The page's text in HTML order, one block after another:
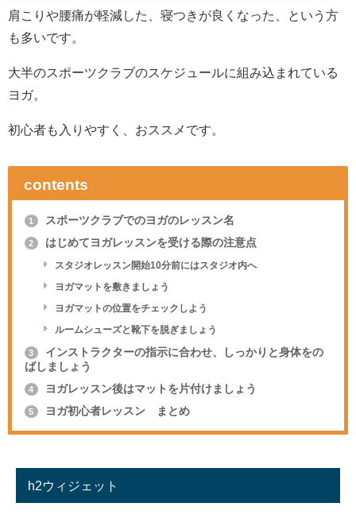
肩こりや腰痛が軽減した、寝つきが良くなった、という方
も多いです。
大半のスポーツクラブのスケジュールに組み込まれている
ヨガ。
初心者も入りやすく、おススメです。
contents
1 スポーツクラブでのヨガのレッスン名
2 はじめてヨガレッスンを受ける際の注意点
スタジオレッスン開始10分前にはスタジオ内へ
ヨガマットを敷きましょう
ヨガマットの位置をチェックしよう
ルームシューズと靴下を脱ぎましょう
3
インストラクターの指示に合わせ、しっかりと身体をの
ばしましょう
4 ヨガレッスン後はマットを片付けましょう
5 ヨガ初心者レッスン まとめ
h2ウィジェット